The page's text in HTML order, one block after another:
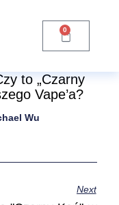
0
to „Czarny
Vape’a?
Wu
Next